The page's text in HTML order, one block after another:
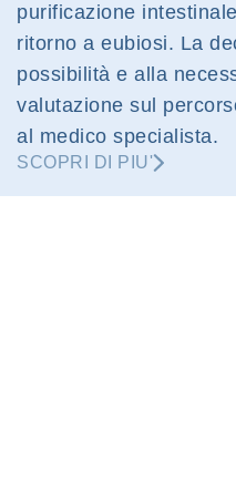
purificazione
ritorno a eubiosi. La
possibilità e alla
valutazione sul
al medico specialista.
SCOPRI DI PIU'